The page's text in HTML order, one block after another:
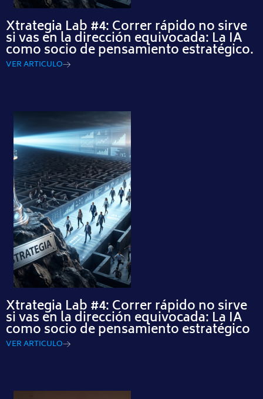
Xtrategia Lab #4: Correr rápido no sirve
si vas en la dirección equivocada: La IA
como socio de pensamiento estratégico.
VER ARTICULO
Xtrategia Lab #4: Correr rápido no sirve
si vas en la dirección equivocada: La IA
como socio de pensamiento estratégico
VER ARTICULO